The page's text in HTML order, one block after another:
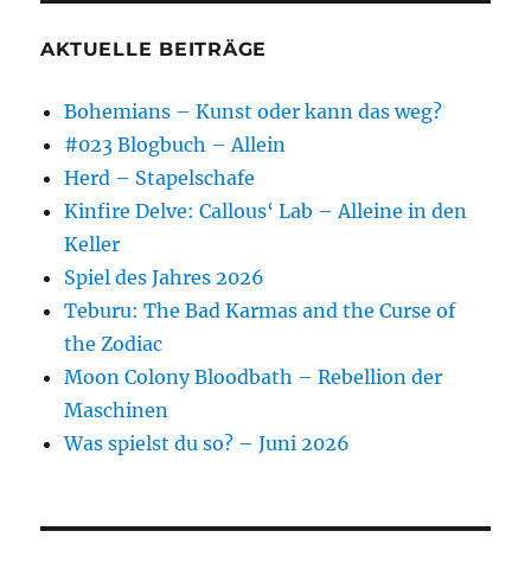
AKTUELLE BEITRÄGE
Bohemians – Kunst oder kann das weg?
#023 Blogbuch – Allein
Herd – Stapelschafe
Kinfire Delve: Callous‘ Lab – Alleine in den
Keller
Spiel des Jahres 2026
Teburu: The Bad Karmas and the Curse of
the Zodiac
Moon Colony Bloodbath – Rebellion der
Maschinen
Was spielst du so? – Juni 2026